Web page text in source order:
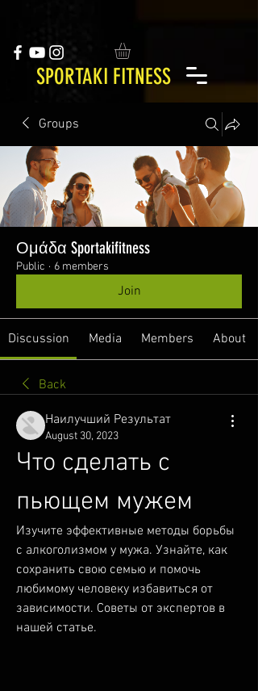
SPORTAKI FITNESS
Groups
Ομάδα Sportakifitness
Public · 6 members
Join
Discussion Media Members About
Back
Наилучший Результат
August 30, 2023
Что сделать с
пьющем мужем
Изучите эффективные методы борьбы
с алкоголизмом у мужа. Узнайте, как
сохранить свою семью и помочь
любимому человеку избавиться от
зависимости. Советы от экспертов в
нашей статье.